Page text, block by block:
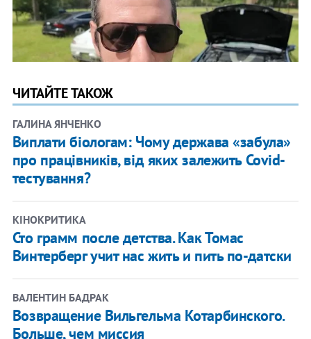
ЧИТАЙТЕ ТАКОЖ
ГАЛИНА ЯНЧЕНКО
Виплати біологам: Чому держава «забула»
про працівників, від яких залежить Covid-
тестування?
КІНОКРИТИКА
Сто грамм после детства. Как Томас
Винтерберг учит нас жить и пить по-датски
ВАЛЕНТИН БАДРАК
Возвращение Вильгельма Котарбинского.
Больше, чем миссия